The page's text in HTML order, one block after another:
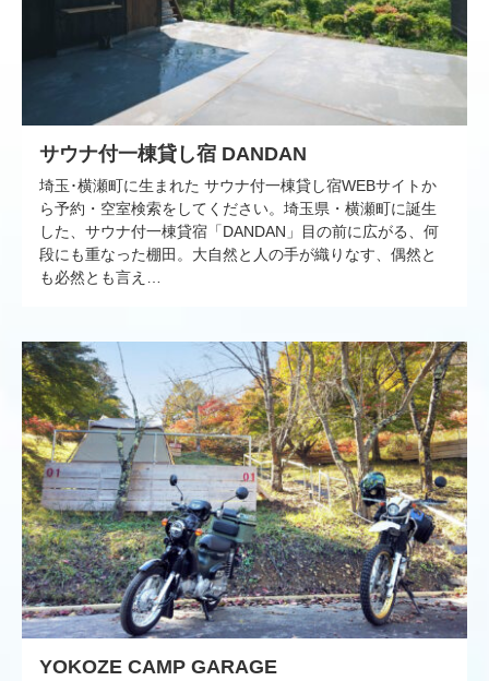
サウナ付一棟貸し宿 DANDAN
埼玉･横瀬町に生まれた サウナ付一棟貸し宿WEBサイトか
ら予約・空室検索をしてください。埼玉県・横瀬町に誕生
した、サウナ付一棟貸宿「DANDAN」目の前に広がる、何
段にも重なった棚田。大自然と人の手が織りなす、偶然と
も必然とも言え…
YOKOZE CAMP GARAGE